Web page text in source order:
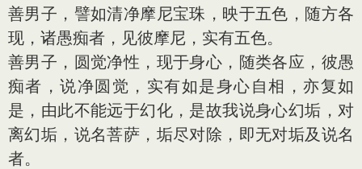
善男子，譬如清净摩尼宝珠，映于五色，随方各
现，诸愚痴者，见彼摩尼，实有五色。
善男子，圆觉净性，现于身心，随类各应，彼愚
痴者，说净圆觉，实有如是身心自相，亦复如
是，由此不能远于幻化，是故我说身心幻垢，对
离幻垢，说名菩萨，垢尽对除，即无对垢及说名
者。